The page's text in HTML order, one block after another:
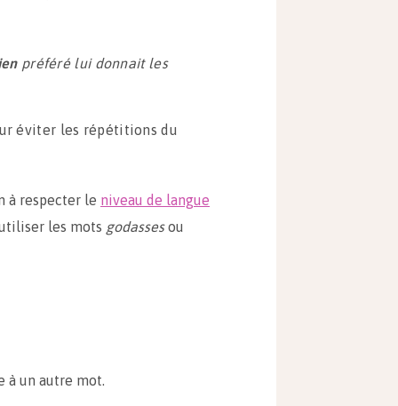
préféré lui donnait les
éviter les répétitions du
à respecter le niveau de langue
les mots godassesou
à un autre mot.